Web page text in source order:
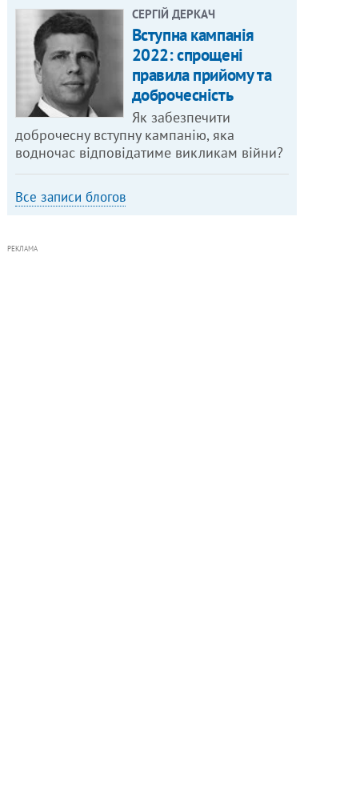
СЕРГІЙ ДЕРКАЧ
Вступна кампанія
2022: спрощені
правила прийому та
доброчесність
Як забезпечити
доброчесну вступну кампанію, яка
водночас відповідатиме викликам війни?
Все записи блогов
РЕКЛАМА